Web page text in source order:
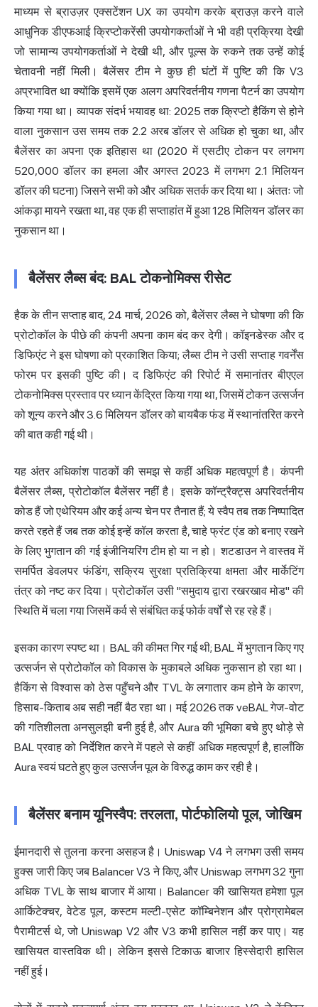
माध्यम से ब्राउज़र एक्सटेंशन UX का उपयोग करके ब्राउज़ करने वाले
आधुनिक डीएफआई क्रिप्टोकरेंसी उपयोगकर्ताओं ने भी वही प्रक्रिया देखी
जो सामान्य उपयोगकर्ताओं ने देखी थी, और पूल्स के रुकने तक उन्हें कोई
चेतावनी नहीं मिली। बैलेंसर टीम ने कुछ ही घंटों में पुष्टि की कि V3
अप्रभावित था क्योंकि इसमें एक अलग अपरिवर्तनीय गणना पैटर्न का उपयोग
किया गया था। व्यापक संदर्भ भयावह था: 2025 तक क्रिप्टो हैकिंग से होने
वाला नुकसान उस समय तक 2.2 अरब डॉलर से अधिक हो चुका था, और
बैलेंसर का अपना एक इतिहास था (2020 में एसटीए टोकन पर लगभग
520,000 डॉलर का हमला और अगस्त 2023 में लगभग 2.1 मिलियन
डॉलर की घटना) जिसने सभी को और अधिक सतर्क कर दिया था। अंततः जो
आंकड़ा मायने रखता था, वह एक ही सप्ताहांत में हुआ 128 मिलियन डॉलर का
नुकसान था।
बैलेंसर लैब्स बंद: BAL टोकनोमिक्स रीसेट
हैक के तीन सप्ताह बाद, 24 मार्च, 2026 को, बैलेंसर लैब्स ने घोषणा की कि
प्रोटोकॉल के पीछे की कंपनी अपना काम बंद कर देगी। कॉइनडेस्क और द
डिफिएंट ने इस घोषणा को प्रकाशित किया; लैब्स टीम ने उसी सप्ताह गवर्नेंस
फोरम पर इसकी पुष्टि की। द डिफिएंट की रिपोर्ट में समानांतर बीएएल
टोकनोमिक्स प्रस्ताव पर ध्यान केंद्रित किया गया था, जिसमें टोकन उत्सर्जन
को शून्य करने और 3.6 मिलियन डॉलर को बायबैक फंड में स्थानांतरित करने
की बात कही गई थी।
यह अंतर अधिकांश पाठकों की समझ से कहीं अधिक महत्वपूर्ण है। कंपनी
बैलेंसर लैब्स, प्रोटोकॉल बैलेंसर नहीं है। इसके कॉन्ट्रैक्ट्स अपरिवर्तनीय
कोड हैं जो एथेरियम और कई अन्य चेन पर तैनात हैं; ये स्वैप तब तक निष्पादित
करते रहते हैं जब तक कोई इन्हें कॉल करता है, चाहे फ्रंट एंड को बनाए रखने
के लिए भुगतान की गई इंजीनियरिंग टीम हो या न हो। शटडाउन ने वास्तव में
समर्पित डेवलपर फंडिंग, सक्रिय सुरक्षा प्रतिक्रिया क्षमता और मार्केटिंग
तंत्र को नष्ट कर दिया। प्रोटोकॉल उसी "समुदाय द्वारा रखरखाव मोड" की
स्थिति में चला गया जिसमें कर्व से संबंधित कई फोर्क वर्षों से रह रहे हैं।
इसका कारण स्पष्ट था। BAL की कीमत गिर गई थी; BAL में भुगतान किए गए
उत्सर्जन से प्रोटोकॉल को विकास के मुकाबले अधिक नुकसान हो रहा था।
हैकिंग से विश्वास को ठेस पहुँचने और TVL के लगातार कम होने के कारण,
हिसाब-किताब अब सही नहीं बैठ रहा था। मई 2026 तक veBAL गेज-वोट
की गतिशीलता अनसुलझी बनी हुई है, और Aura की भूमिका बचे हुए थोड़े से
BAL प्रवाह को निर्देशित करने में पहले से कहीं अधिक महत्वपूर्ण है, हालाँकि
Aura स्वयं घटते हुए कुल उत्सर्जन पूल के विरुद्ध काम कर रही है।
बैलेंसर बनाम यूनिस्वैप: तरलता, पोर्टफोलियो पूल, जोखिम
ईमानदारी से तुलना करना असहज है। Uniswap V4 ने लगभग उसी समय
हुक्स जारी किए जब Balancer V3 ने किए, और Uniswap लगभग 32 गुना
अधिक TVL के साथ बाजार में आया। Balancer की खासियत हमेशा पूल
आर्किटेक्चर, वेटेड पूल, कस्टम मल्टी-एसेट कॉम्बिनेशन और प्रोग्रामेबल
पैरामीटर्स थे, जो Uniswap V2 और V3 कभी हासिल नहीं कर पाए। यह
खासियत वास्तविक थी। लेकिन इससे टिकाऊ बाजार हिस्सेदारी हासिल
नहीं हुई।